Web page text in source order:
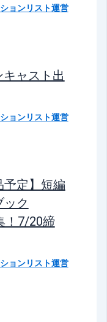
ョンリスト運営
ャスト出
ョンリスト運営
予定】短編
ク
！7/20締
ョンリスト運営